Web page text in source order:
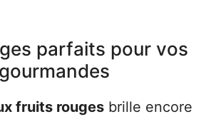
parfaits pour vos
fruits rouges brille encore